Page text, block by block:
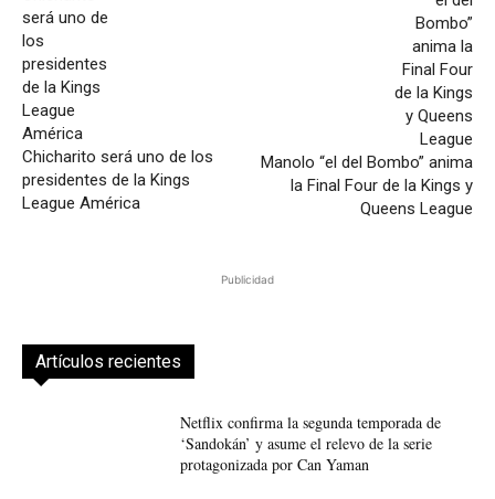
Chicharito será uno de los
presidentes de la Kings
League América
Manolo “el del Bombo” anima
la Final Four de la Kings y
Queens League
Publicidad
Artículos recientes
Netflix confirma la segunda temporada de
‘Sandokán’ y asume el relevo de la serie
protagonizada por Can Yaman